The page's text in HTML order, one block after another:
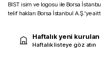
BIST isim ve logosu ile Borsa
telif hakları Borsa İstanbul A.Ş.’ye
Haftalık yeni
Haftalık listeye göz atın